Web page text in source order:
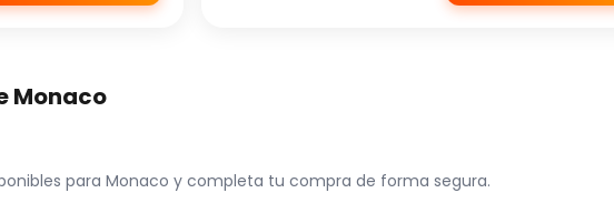
Monaco
para Monaco y completa tu compra de forma segura.